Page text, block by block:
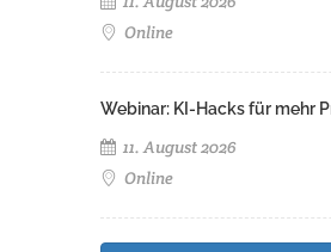
Online
Webinar: KI-Hacks für mehr
11. August 2026
Online